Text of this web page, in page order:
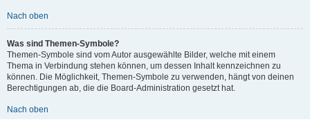
Nach oben
Was sind Themen-Symbole?
Themen-Symbole sind vom Autor ausgewählte Bilder, welche mit einem
Thema in Verbindung stehen können, um dessen Inhalt kennzeichnen zu
können. Die Möglichkeit, Themen-Symbole zu verwenden, hängt von deinen
Berechtigungen ab, die die Board-Administration gesetzt hat.
Nach oben